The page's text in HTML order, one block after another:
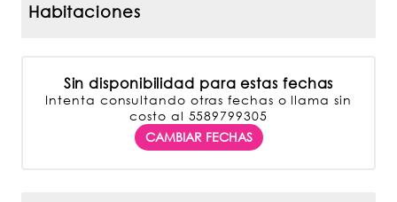
Habitaciones
Sin disponibilidad para estas fechas
Intenta consultando otras fechas o llama sin
costo al 5589799305
CAMBIAR FECHAS